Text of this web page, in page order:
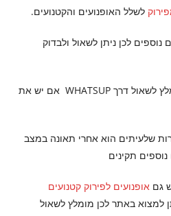
לשלל האופנועים והקטנועים.
לכן ניתן לשאול ולבדוק
במידה ולא מצאתם באתר מומלץ לשאול דרך WHATSUP אם יש את
שלעיתים הוא אחרי תאונה במצב
תקינים
אופנועים לפירוק קטנועים
באתר לכן מומלץ לשאול